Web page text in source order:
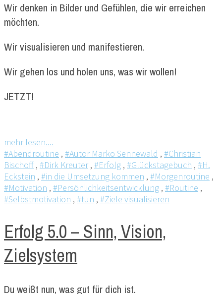
Wir denken in Bilder und Gefühlen, die wir erreichen
möchten.
Wir visualisieren und manifestieren.
Wir gehen los und holen uns, was wir wollen!
JETZT!
mehr lesen....
#Abendroutine , #Autor Marko Sennewald , #Christian
Bischoff , #Dirk Kreuter, #Erfolg , #Glückstagebuch , #H.
Eckstein , #in die Umsetzung kommen , #Morgenroutine ,
#Motivation , #Persönlichkeitsentwicklung , #Routine ,
#Selbstmotivation , #tun , #Ziele visualisieren
Erfolg 5.0 – Sinn, Vision,
Zielsystem
Du weißt nun, was gut für dich ist.